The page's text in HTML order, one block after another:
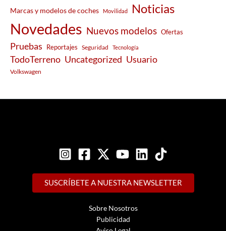
Marcas y modelos de coches Movilidad Noticias
Novedades Nuevos modelos Ofertas
Pruebas Reportajes Seguridad Tecnología
TodoTerreno Uncategorized Usuario
Volkswagen
SUSCRÍBETE A NUESTRA NEWSLETTER
Sobre Nosotros
Publicidad